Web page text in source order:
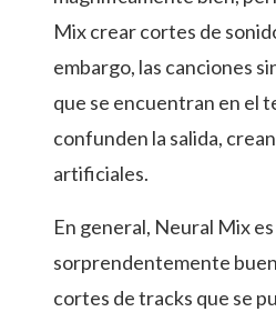
Mix crear cortes de
embargo, las canciones
que se encuentran en el
confunden la salida,
artificiales.
En general, Neural Mix es
sorprendentemente
cortes de tracks que se